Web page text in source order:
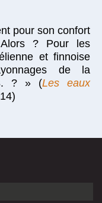
pour son confort
Alors ? Pour les
et finnoise
de la
? » (Les eaux